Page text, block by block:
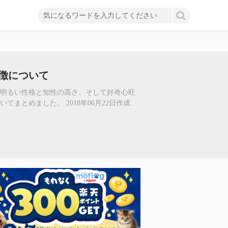
について
るい性格と知性の高さ、そして好奇心旺
てまとめました。 2018年06月22日作成